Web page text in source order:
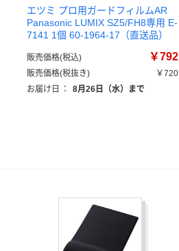
エツミ プロ用ガードフィルムAR
Panasonic LUMIX SZ5/FH8専用 E-
7141 1個 60-1964-17（直送品）
販売価格(税込) ￥792
販売価格(税抜き)
￥720
お届け日
： 8月26日（水）まで